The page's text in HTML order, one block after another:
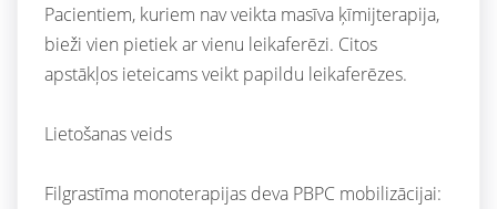
Pacientiem, kuriem nav veikta masīva ķīmijterapija,
bieži vien pietiek ar vienu leikaferēzi. Citos
apstākļos ieteicams veikt papildu leikaferēzes.
Lietošanas veids
Filgrastīma monoterapijas deva PBPC mobilizācijai: